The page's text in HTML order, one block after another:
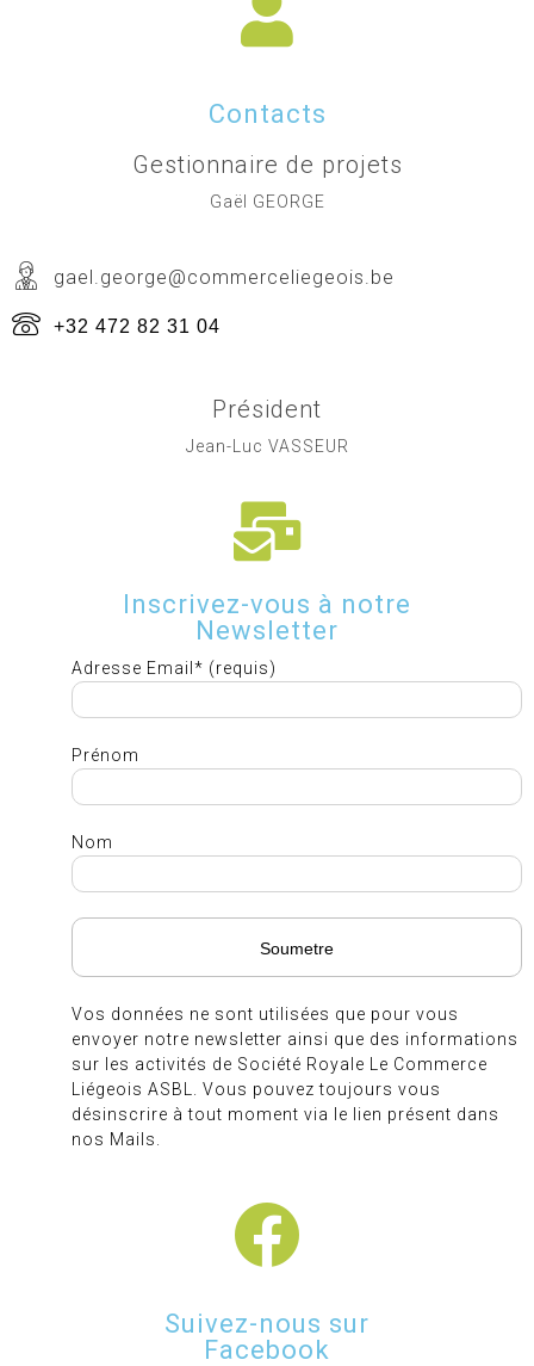
Contacts
Gestionnaire de projets
Gaël GEORGE
gael.george@commerceliegeois.be
+32 472 82 31 04
Président
Jean-Luc VASSEUR
Inscrivez-vous à notre
Newsletter
Adresse Email* (requis)
Prénom
Nom
Vos données ne sont utilisées que pour vous
envoyer notre newsletter ainsi que des informations
sur les activités de Société Royale Le Commerce
Liégeois ASBL. Vous pouvez toujours vous
désinscrire à tout moment via le lien présent dans
nos Mails.
Suivez-nous sur
Facebook